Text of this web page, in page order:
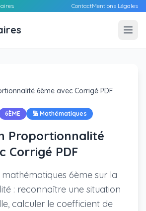
ContactMentions Légales
6ème avec Corrigé PDF
6ÈME 🔢 Mathématiques
Proportionnalité
Corrigé PDF
6ème sur la
: reconnaître une situation
calculer le coefficient de